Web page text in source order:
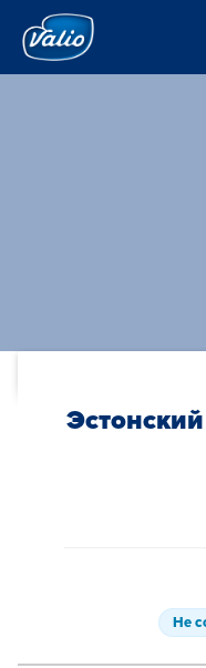
????????
????????
??????? ????????
O??????
? ???????????
Не